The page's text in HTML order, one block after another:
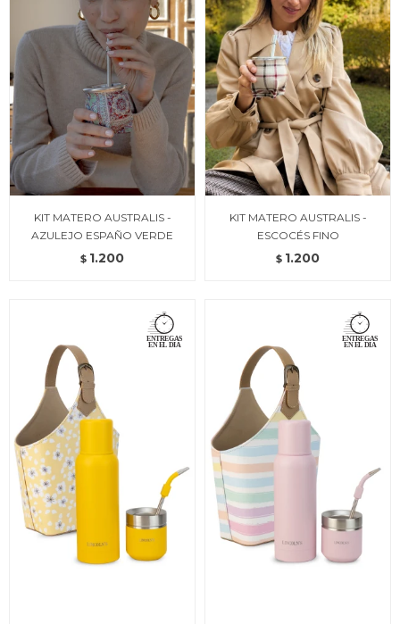
KIT MATERO AUSTRALIS -
AZULEJO ESPAÑO VERDE
$ 1.200
KIT MATERO AUSTRALIS -
ESCOCÉS FINO
$ 1.200